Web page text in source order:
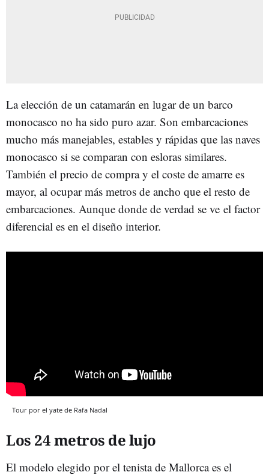
La elección de un catamarán en lugar de un barco
monocasco no ha sido puro azar. Son embarcaciones
mucho más manejables, estables y rápidas que las naves
monocasco si se comparan con esloras similares.
También el precio de compra y el coste de amarre es
mayor, al ocupar más metros de ancho que el resto de
embarcaciones. Aunque donde de verdad se ve el factor
diferencial es en el diseño interior.
Tour por el yate de Rafa Nadal
Los 24 metros de lujo
El modelo elegido por el tenista de Mallorca es el